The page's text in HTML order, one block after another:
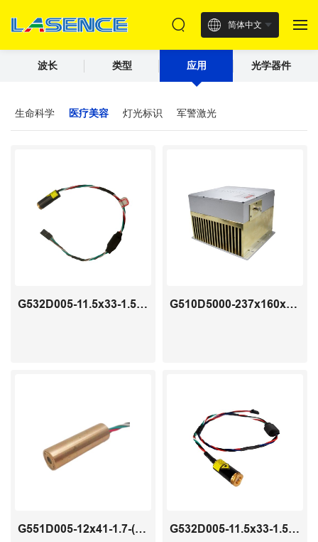
简体中文
波长 类型 应用 光学器件
生命科学 医疗美容 灯光标识 军警激光
G532D005-11.5x33-1.5-(15-35)-10 G510D5000-237x160x71-30
G551D005-12x41-1.7-(15-50)-11 G532D005-11.5x33-1.5-(15-35)